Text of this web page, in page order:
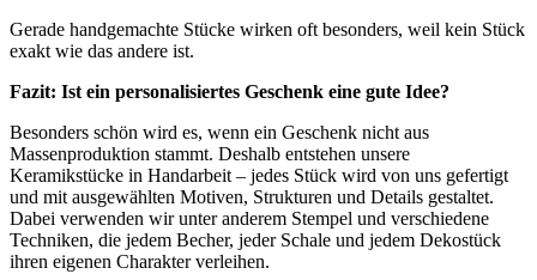
Gerade handgemachte Stücke wirken oft besonders, weil kein Stück
exakt wie das andere ist.
Fazit: Ist ein personalisiertes Geschenk eine gute Idee?
Besonders schön wird es, wenn ein Geschenk nicht aus
Massenproduktion stammt. Deshalb entstehen unsere
Keramikstücke in Handarbeit – jedes Stück wird von uns gefertigt
und mit ausgewählten Motiven, Strukturen und Details gestaltet.
Dabei verwenden wir unter anderem Stempel und verschiedene
Techniken, die jedem Becher, jeder Schale und jedem Dekostück
ihren eigenen Charakter verleihen.